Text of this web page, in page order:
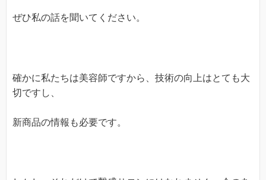
ぜひ私の話を聞いてください。
確かに私たちは美容師ですから、技術の向上はとても大
切ですし、
新商品の情報も必要です。